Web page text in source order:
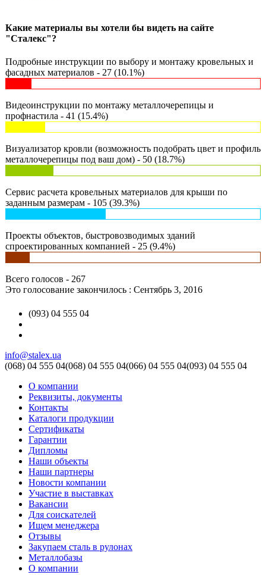
Какие материалы вы хотели бы видеть на сайте
"Сталекс"?
Подробные инструкции по выбору и монтажу кровельных и
фасадных материалов - 27 (10.1%)
Видеоинструкции по монтажу металлочерепицы и
профнастила - 41 (15.4%)
Визуализатор кровли (возможность подобрать цвет и профиль
металлочерепицы под ваш дом) - 50 (18.7%)
Сервис расчета кровельных материалов для крыши по
заданным размерам - 105 (39.3%)
Проекты объектов, быстровозводимых зданий
спроектированных компанией - 25 (9.4%)
Всего голосов - 267
Это голосование закончилось : Сентябрь 3, 2016
(093) 04 555 04
info@stalex.ua
(068) 04 555 04(068) 04 555 04(066) 04 555 04(093) 04 555 04
О компании
Реквизиты, документы
Контакты
Каталоги продукции
Сертификаты
Гарантии
Дипломы
Наши объекты
Наши партнеры
Новости компании
Участие в выставках
Вакансии
Для соискателей
Ищем менеджера
Отзывы
Закупаем сталь в рулонах
Металлобазы
О компании